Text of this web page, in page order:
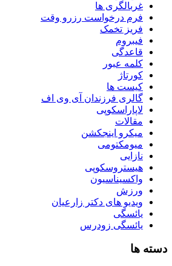
غربالگری ها
فرم درخواست رزرو وقت
فریز تخمک
فیبروم
قاعدگی
کلمه عبور
کورتاژ
کیست ها
گالری فرزندان آی وی اف
لاپاراسکوپی
مقالات
میکرو اینجکشن
میومکتومی
نازایی
هیستروسکوپی
واکسیناسیون
ورزش
ویدیو های دکتر زارعیان
یائسگی
یائسگی زودرس
دسته ها